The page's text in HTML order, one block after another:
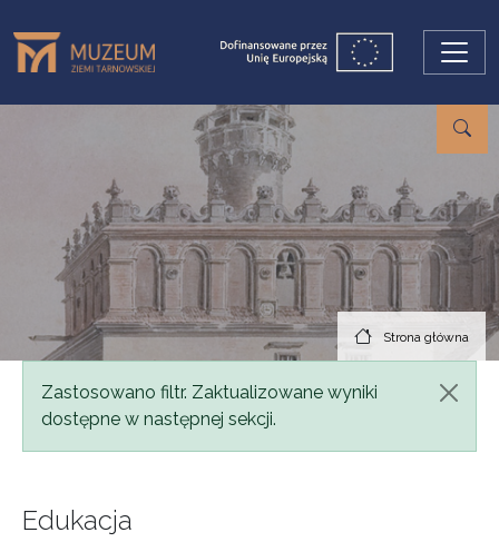
Strona główna
Komunikat
Zastosowano filtr. Zaktualizowane wyniki
dostępne w następnej sekcji.
Edukacja